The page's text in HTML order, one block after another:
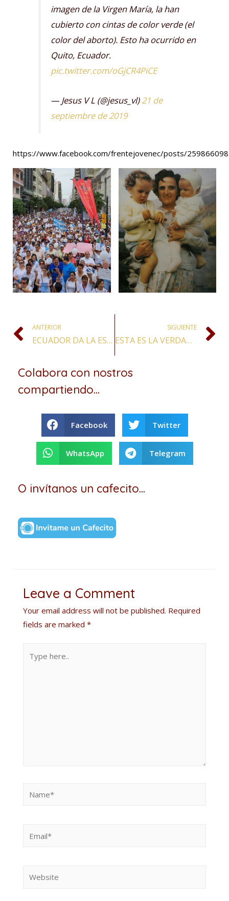
imagen de la Virgen María, la han
cubierto con cintas de color verde (el
color del aborto). Esto ha ocurrido en
Quito, Ecuador.
pic.twitter.com/oGjCR4PiCE
— Jesus V L (@jesus_vl)21 de
septiembre de 2019
https://www.facebook.com/frentejovenec/posts/
ANTERIOR
ECUADOR DA LA ESPALDA AL MUNDO Y GRITA SÍ A LA VIDA, POR SANTIAGO DE DIOS
SIGUIENTE
ESTA ES LA VERDADERA HISTORIA DE LA ORACIÓN A SAN MIGUEL ARCÁNGEL DEL PAPA LEÓN XIII
Colabora con nostros
compartiendo...
Facebook Twitter
WhatsApp Telegram
O invítanos un cafecito...
Leave a Comment
Your email address will not be published. Required
fields are marked *